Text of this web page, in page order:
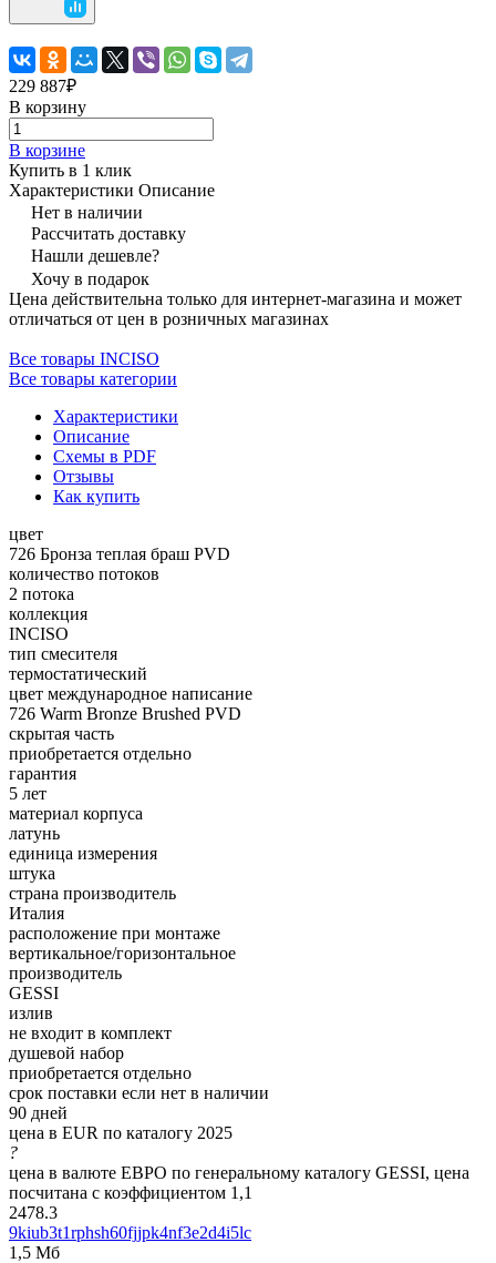
229 887₽
В корзину
В корзине
Купить в 1 клик
Характеристики Описание
Нет в наличии
Рассчитать доставку
Нашли дешевле?
Хочу в подарок
Цена действительна только для интернет-магазина и может
отличаться от цен в розничных магазинах
Все товары INCISO
Все товары категории
Характеристики
Описание
Схемы в PDF
Отзывы
Как купить
цвет
726 Бронза теплая браш PVD
количество потоков
2 потока
коллекция
INCISO
тип смесителя
термостатический
цвет международное написание
726 Warm Bronze Brushed PVD
скрытая часть
приобретается отдельно
гарантия
5 лет
материал корпуса
латунь
единица измерения
штука
страна производитель
Италия
расположение при монтаже
вертикальное/горизонтальное
производитель
GESSI
излив
не входит в комплект
душевой набор
приобретается отдельно
срок поставки если нет в наличии
90 дней
цена в EUR по каталогу 2025
?
цена в валюте ЕВРО по генеральному каталогу GESSI, цена
посчитана с коэффициентом 1,1
2478.3
9kiub3t1rphsh60fjjpk4nf3e2d4i5lc
1,5 Мб